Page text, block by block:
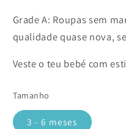
Grade A: Roupas sem
qualidade quase nova,
Veste o teu bebé com
Tamanho
3 - 6 meses